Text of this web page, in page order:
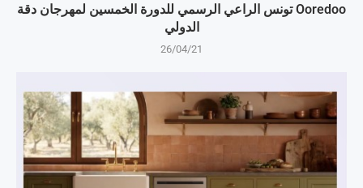
Ooredoo تونس الراعي الرسمي للدورة الخمسين لمهرجان دقة
الدولي
26/04/21